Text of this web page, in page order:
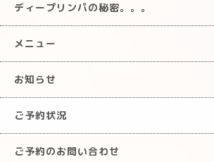
ディープリンパの秘密。。。
メニュー
お知らせ
ご予約状況
ご予約のお問い合わせ